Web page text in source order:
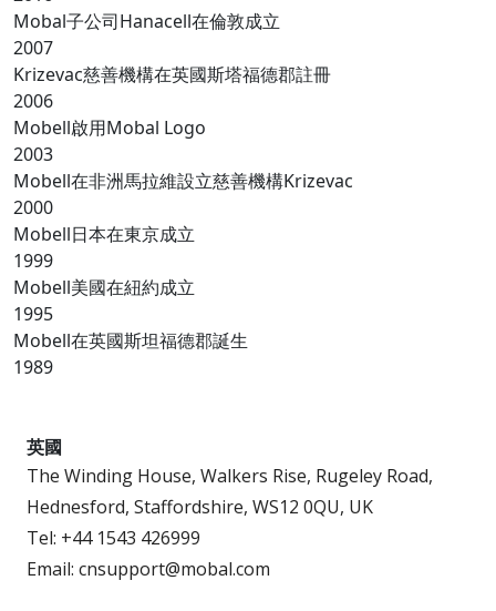
Mobal子公司Hanacell在倫敦成立
2007
Krizevac慈善機構在英國斯塔福德郡註冊
2006
Mobell啟用Mobal Logo
2003
Mobell在非洲馬拉維設立慈善機構Krizevac
2000
Mobell日本在東京成立
1999
Mobell美國在紐約成立
1995
Mobell在英國斯坦福德郡誕生
1989
英國
The Winding House, Walkers Rise, Rugeley Road,
Hednesford, Staffordshire, WS12 0QU, UK
Tel: +44 1543 426999
Email: cnsupport@mobal.com